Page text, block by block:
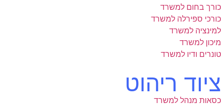
כורך בחום למשרד
כורכי ספירלה למשרד
למינציה למשרד
מיכון למשרד
טונרים ודיו למשרד
ציוד ריהוט
כסאות מנהל למשרד